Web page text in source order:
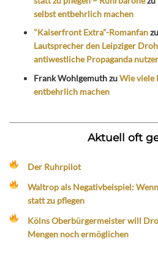
selbst entbehrlich machen
"Kaiserfront Extra"-Romanfanzu
Lautsprecher den Leipziger
antiwestliche Propaganda
Frank WohlgemuthzuWie viele
entbehrlich machen
Aktuell oft
Der Ruhrpilot
Waltrop als Negativbeispiel:
statt zu pflegen
Kölns Oberbürgermeister will
Mengen noch ermöglichen